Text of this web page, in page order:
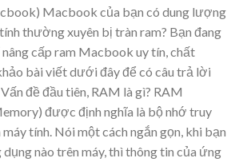
Macbook của bạn có dung lượng
thường xuyên bị tràn ram? Bạn đang
cấp ram Macbook uy tín, chất
bài viết dưới đây để có câu trả lời
đề đầu tiên, RAM là gì? RAM
được định nghĩa là bộ nhớ truy
tính. Nói một cách ngắn gọn, khi bạn
nào trên máy, thì thông tin của ứng